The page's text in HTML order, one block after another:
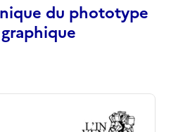
du phototype